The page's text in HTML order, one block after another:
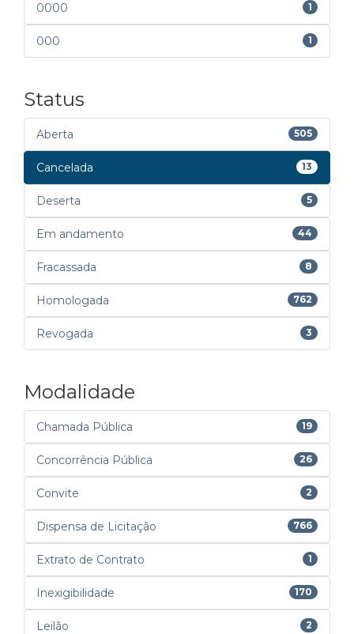
0000 1
000 1
Status
Aberta 505
Cancelada 13
Deserta 5
Em andamento 44
Fracassada 8
Homologada 762
Revogada 3
Modalidade
Chamada Pública 19
Concorrência Pública 26
Convite 2
Dispensa de Licitação 766
Extrato de Contrato 1
Inexigibilidade 170
Leilão 2